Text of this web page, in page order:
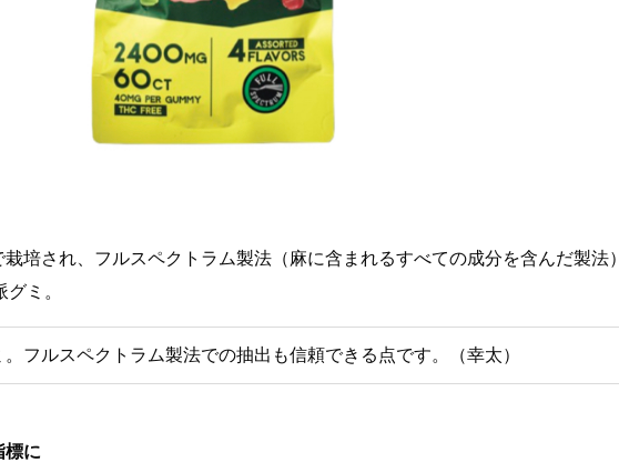
培され、フルスペクトラム製法（麻に含まれるすべての成分を含んだ製法）
ミ。
フルスペクトラム製法での抽出も信頼できる点です。（幸太）
標に